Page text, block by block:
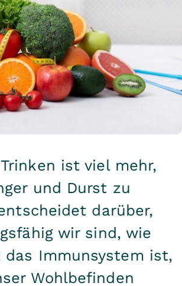
ist viel mehr,
und Durst zu
darüber,
wir sind, wie
das Immunsystem ist,
Wohlbefinden